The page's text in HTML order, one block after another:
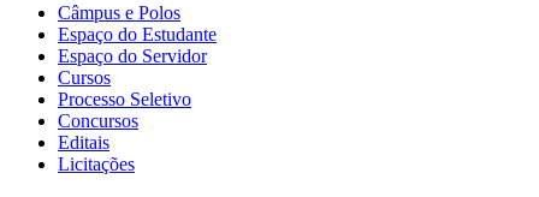
Câmpus e Polos
Espaço do Estudante
Espaço do Servidor
Cursos
Processo Seletivo
Concursos
Editais
Licitações